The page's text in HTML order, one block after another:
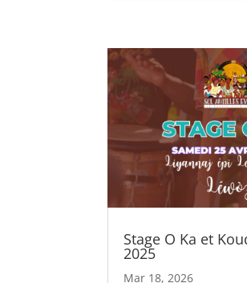
Stage O Ka et
2025
Mar 18, 2026